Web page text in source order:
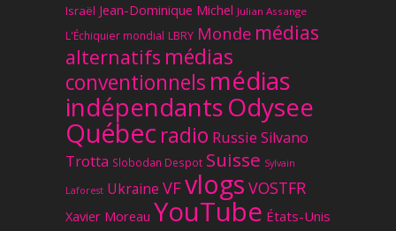
Israël Jean-Dominique Michel Julian Assange
L'Échiquier mondial LBRY Monde médias
alternatifs médias
conventionnels médias
indépendantsOdysee
Québec radio Russie Silvano
Trotta Slobodan Despot Suisse Sylvain
Laforest Ukraine VFvlogs VOSTFR
Xavier Moreau YouTube États-Unis